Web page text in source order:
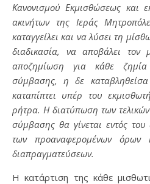
Κανονισμού Εκμισθώσεως και
ακινήτων της Ιεράς
καταγγείλει και να λύσει τη
διαδικασία, να αποβάλει
αποζημίωση για κάθε
σύμβασης, η δε
καταπίπτει υπέρ του
ρήτρα. Η διατύπωση των
σύμβασης θα γίνεται εντός
των προαναφερομένων όρων
διαπραγματεύσεων.
Η κατάρτιση της κάθε